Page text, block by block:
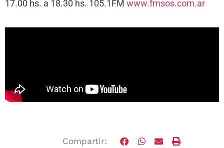
17.00 hs. a 18.30 hs. 105.1FM www.fmsos.com.ar
Compartir: